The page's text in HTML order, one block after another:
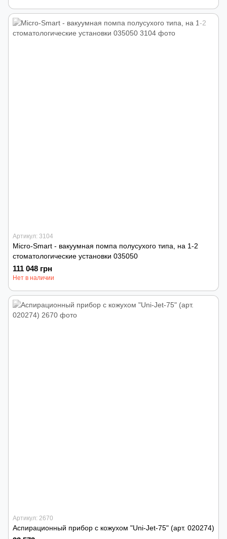
Артикул: 3104
Micro-Smart - вакуумная помпа полусухого типа, на 1-2
стоматологические установки 035050
111 048 грн
Нет в наличии
Артикул: 2670
Аспирационный прибор с кожухом "Uni-Jet-75" (арт. 020274)